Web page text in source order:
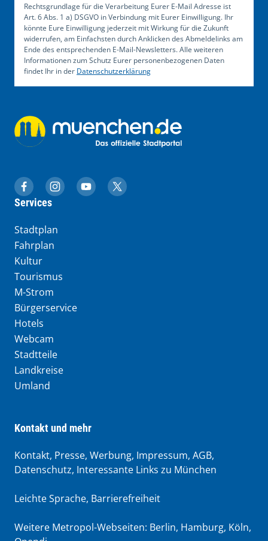
Rechtsgrundlage für die Verarbeitung Eurer E-Mail Adresse ist
Art. 6 Abs. 1 a) DSGVO in Verbindung mit Eurer Einwilligung. Ihr
könnte Eure Einwilligung jederzeit mit Wirkung für die Zukunft
widerrufen, am Einfachsten durch Anklicken des Abmeldelinks am
Ende des entsprechenden E-Mail-Newsletters. Alle weiteren
Informationen zum Schutz Eurer personenbezogenen Daten
findet Ihr in der Datenschutzerklärung
muenchen.de auf Facebook
muenchen.de auf Instagram
muenchen.de auf YouTube
muenchen.de auf X
Services
Stadtplan
Fahrplan
Kultur
Tourismus
M-Strom
Bürgerservice
Hotels
Webcam
Stadtteile
Landkreise
Umland
Kontakt und mehr
Kontakt, Presse, Werbung, Impressum, AGB,
Datenschutz, Interessante Links zu München
Leichte Sprache, Barrierefreiheit
Weitere Metropol-Webseiten: Berlin, Hamburg, Köln,